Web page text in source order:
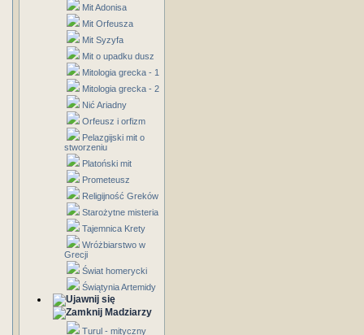
Mit Adonisa
Mit Orfeusza
Mit Syzyfa
Mit o upadku dusz
Mitologia grecka - 1
Mitologia grecka - 2
Nić Ariadny
Orfeusz i orfizm
Pelazgijski mit o
stworzeniu
Platoński mit
Prometeusz
Religijność Greków
Starożytne misteria
Tajemnica Krety
Wróżbiarstwo w
Grecji
Świat homerycki
Świątynia Artemidy
Madziarzy
Turul - mityczny